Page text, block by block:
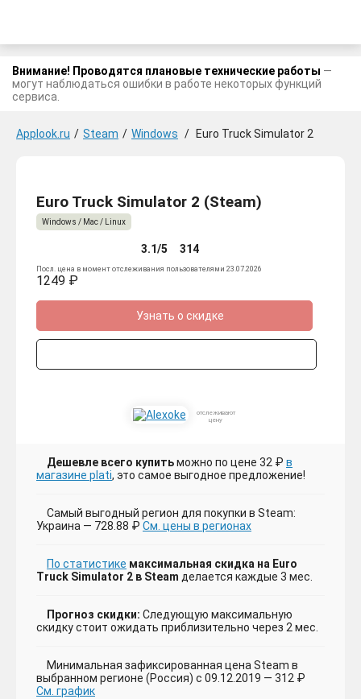
Внимание! Проводятся плановые технические работы —
могут наблюдаться ошибки в работе некоторых функций
сервиса.
Applook.ru / Steam / Windows / Euro Truck Simulator 2
Euro Truck Simulator 2 (Steam)
Windows / Mac / Linux
3.1/5 314
Посл. цена в момент отслеживания пользователями 23.07.2026
1249 ₽
Узнать о скидке
отслеживают
цену
Дешевле всего купитьможно по цене 32 ₽ в
магазине plati, это самое выгодное предложение!
Самый выгодный регион для покупки в Steam:
Украина — 728.88 ₽ См. цены в регионах
По статистике максимальная скидка на Euro
Truck Simulator 2 в Steam делается каждые 3 мес.
Прогноз скидки: Следующую максимальную
скидку стоит ожидать приблизительно через 2 мес.
Минимальная зафиксированная цена Steam в
выбранном регионе (Россия) с 09.12.2019 — 312 ₽
См. график